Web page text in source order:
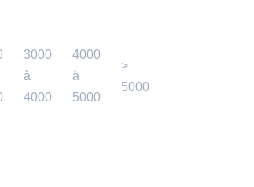
3000
à
4000
4000
à
5000
>
5000